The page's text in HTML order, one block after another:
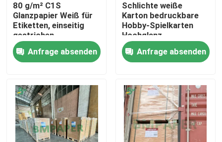
Startseite
Produkte
80 g/m² C1S
Glanzpapier Weiß für
Etiketten, einseitig
gestrichen
Anfrage absenden
Schlichte weiße
Karton bedruckbare
Hobby-Spielkarten
Hochglanz
Anfrage absenden